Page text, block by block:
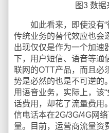
图3 数
如此看来，即使没有“
传统业务的替代效应也会
出现仅仅是作为一个加速
下，用户短信、语音等通
联网的OTT产品，而且必
势是必然的也是不可逆的
用语音业务，实际上，该“
话费用，却花了流量费用
信电话本在2G/3G/4G网
量。目前，运营商流量资